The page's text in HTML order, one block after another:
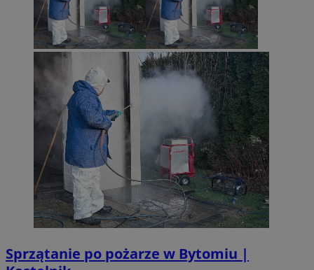
Sprzątanie po pożarze w Bytomiu |